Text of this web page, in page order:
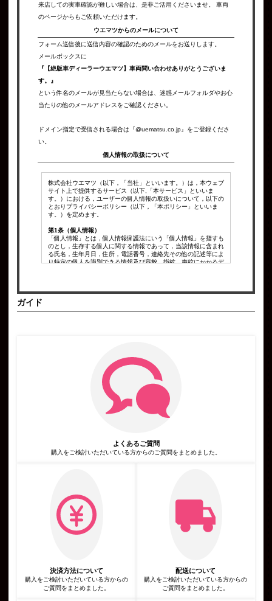
来店しての実車確認が難しい場合は、是非ご活用くださいませ。 車両
のページからもご依頼いただけます。
ウエマツからのメールについて
フォーム送信後に送信内容の確認のためのメールをお送りします。
メールボックスに
『【絶版車ディーラーウエマツ】車両問い合わせありがとうございま
す。』
という件名のメールが見当たらない場合は、迷惑メールフォルダやお心
当たりの他のメールアドレスをご確認ください。
ドメイン指定で受信される場合は『@uematsu.co.jp』をご登録くださ
い。
個人情報の取扱について
株式会社ウエマツ（以下，「当社」といいます。）は，本ウェブ
サイト上で提供するサービス（以下,「本サービス」といいま
す。）における，ユーザーの個人情報の取扱いについて，以下の
とおりプライバシーポリシー（以下，「本ポリシー」といいま
す。）を定めます。
第1条（個人情報）
「個人情報」とは，個人情報保護法にいう「個人情報」を指すも
のとし，生存する個人に関する情報であって，当該情報に含まれ
る氏名，生年月日，住所，電話番号，連絡先その他の記述等によ
り特定の個人を識別できる情報及び容貌，指紋，声紋にかかるデ
第2条（個人情報の収集方法）
第3条（個人情報を収集・利用する目的）
当社が個人情報を収集・利用する目的は，以下のとおりです。
当社サービスの提供・運営のため
ユーザーからのお問い合わせに回答するため（本人確認を行うこ
ユーザーが利用中のサービスの新機能，更新情報，キャンペーン
等及び当社が提供する他のサービスの案内のメールを送付するた
広告，宣伝，マーケティングへの活用のため
利用規約に違反したユーザーや，不正・不当な目的でサービスを
第4条（利用目的の変更）
当社は，利用目的が変更前と関連性を有すると合理的に認められ
る場合に限り，個人情報の利用目的を変更するものとします。
利用目的の変更を行った場合には，変更後の目的について，当社
当社は，次に掲げる場合を除いて，あらかじめユーザーの同意を
得ることなく，第三者に個人情報を提供することはありません。
ただし，個人情報保護法その他の法令で認められる場合を除きま
ガイド
よくあるご質問
購入をご検討いただいている方からのご質問をまとめました。
決済方法について
購入をご検討いただいている方からの
ご質問をまとめました。
配送について
購入をご検討いただいている方からの
ご質問をまとめました。